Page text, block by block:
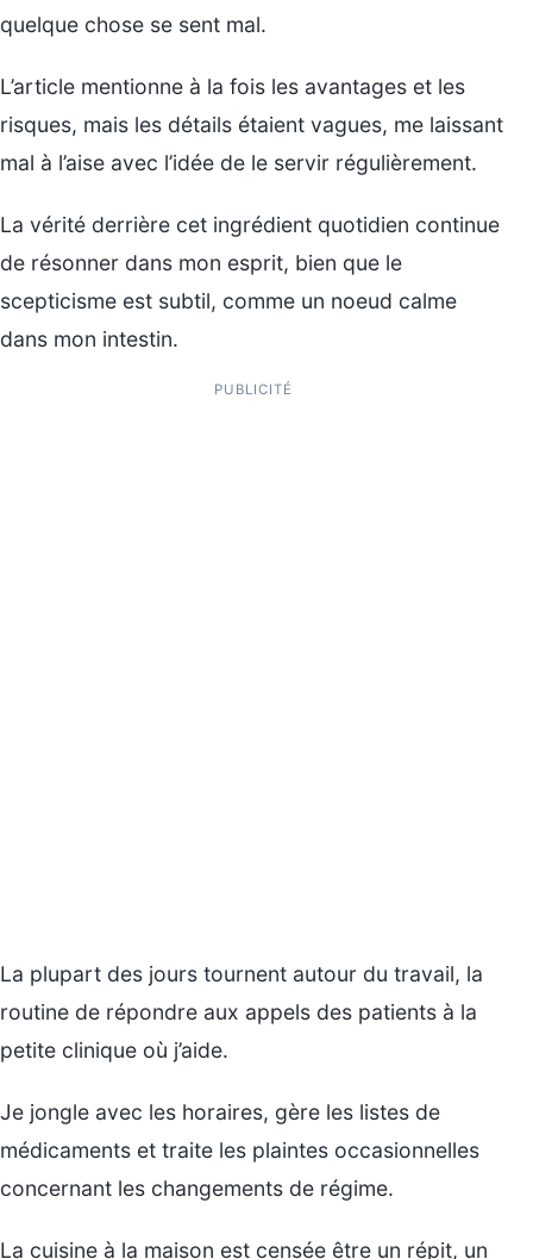
quelque chose se sent mal.
L’article mentionne à la fois les avantages et les
risques, mais les détails étaient vagues, me laissant
mal à l’aise avec l’idée de le servir régulièrement.
La vérité derrière cet ingrédient quotidien continue
de résonner dans mon esprit, bien que le
scepticisme est subtil, comme un noeud calme
dans mon intestin.
PUBLICITÉ
La plupart des jours tournent autour du travail, la
routine de répondre aux appels des patients à la
petite clinique où j’aide.
Je jongle avec les horaires, gère les listes de
médicaments et traite les plaintes occasionnelles
concernant les changements de régime.
La cuisine à la maison est censée être un répit, un